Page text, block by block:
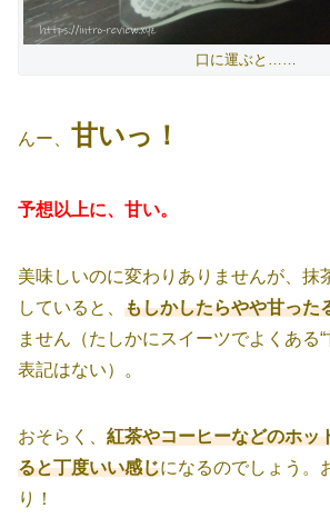
口に運ぶと……
んー、 甘いっ！
予想以上に、甘い。
美味しいのに変わりありませんが、抹
していると、 もしかしたらやや甘った
ません（たしかにスイーツでよくある
表記はない）。
おそらく、 紅茶やコーヒーなどのホッ
ると丁度いい感じになるのでしょう。
り！